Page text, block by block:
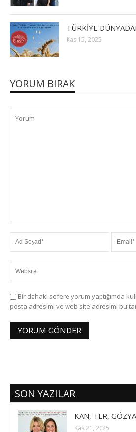
TÜRKİYE
Kas 15, 2025
YORUM BIRAK
Bir dahaki sefere yorum yaptığımda
posta adresimi ve web site adresimi bu
SON YAZILAR
KAN, TER,
Kas 21, 2025